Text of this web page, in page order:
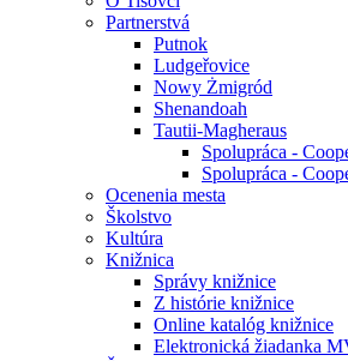
Partnerstvá
Putnok
Ludgeřovice
Nowy Żmigród
Shenandoah
Tautii-Magheraus
Spolupráca -
Spolupráca -
Ocenenia mesta
Školstvo
Kultúra
Knižnica
Správy knižnice
Z histórie knižnice
Online katalóg knižnice
Elektronická žiadanka